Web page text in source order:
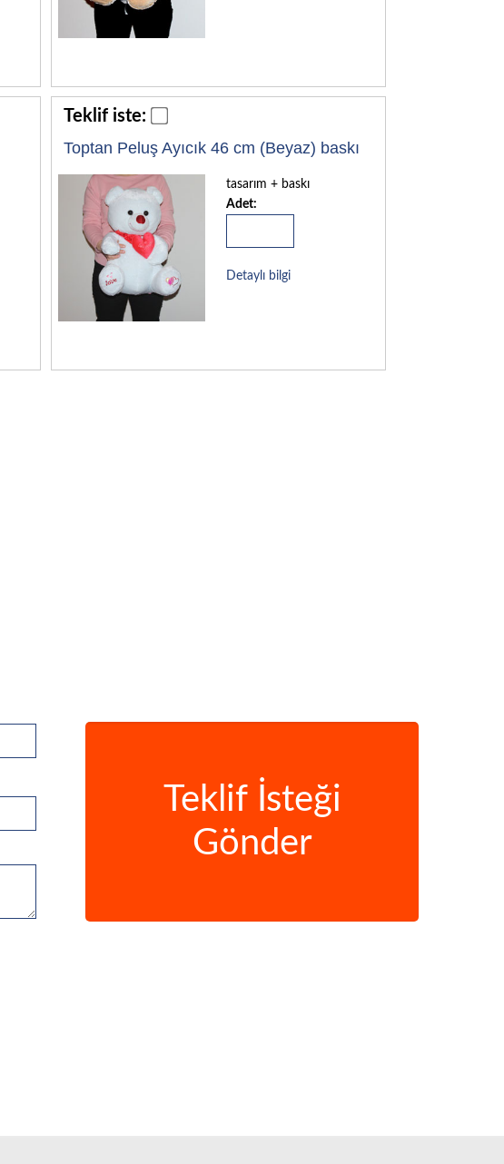
Teklif iste:
Toptan Peluş Ayıcık 46 cm (Beyaz) baskı
tasarım + baskı
Adet:
Detaylı bilgi
Teklif İsteği
Gönder